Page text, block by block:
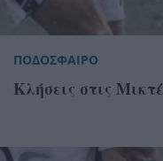
ΠΟΔΟΣΦΑΙΡΟ
Κλήσεις στις